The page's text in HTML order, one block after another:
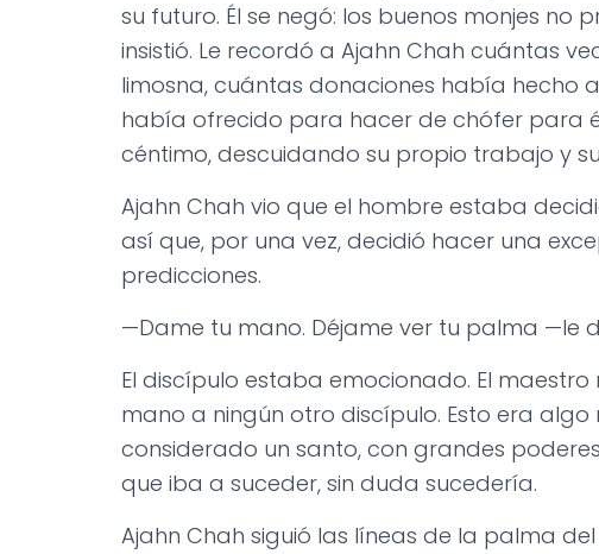
su futuro. Él se negó: los buenos monjes no
insistió. Le recordó a Ajahn Chah cuántas
limosna, cuántas donaciones había hecho
había ofrecido para hacer de chófer para
céntimo, descuidando su propio trabajo y
Ajahn Chah vio que el hombre estaba
así que, por una vez, decidió hacer una
predicciones.
—Dame tu mano. Déjame ver tu palma —le
El discípulo estaba emocionado. El
mano a ningún otro discípulo. Esto era algo
considerado un santo, con grandes
que iba a suceder, sin duda sucedería.
Ajahn Chah siguió las líneas de la palma